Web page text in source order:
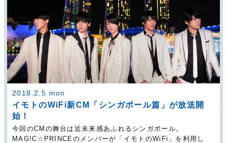
2018.2.5 mon
イモトのWiFi新CM「シンガポール篇」が放送開
始！
今回のCMの舞台は近未来感あふれるシンガポール。
MAG!C☆PRINCEのメンバーが「イモトのWiFi」を利用し